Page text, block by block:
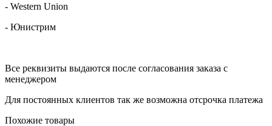
- Western Union
- Юнистрим
Все реквизиты выдаются после согласования заказа с
менеджером
Для постоянных клиентов так же возможна отсрочка платежа
Похожие товары